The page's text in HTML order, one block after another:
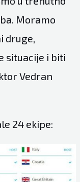
Moramo
druge,
situacije i biti
Vedran
24 ekipe: